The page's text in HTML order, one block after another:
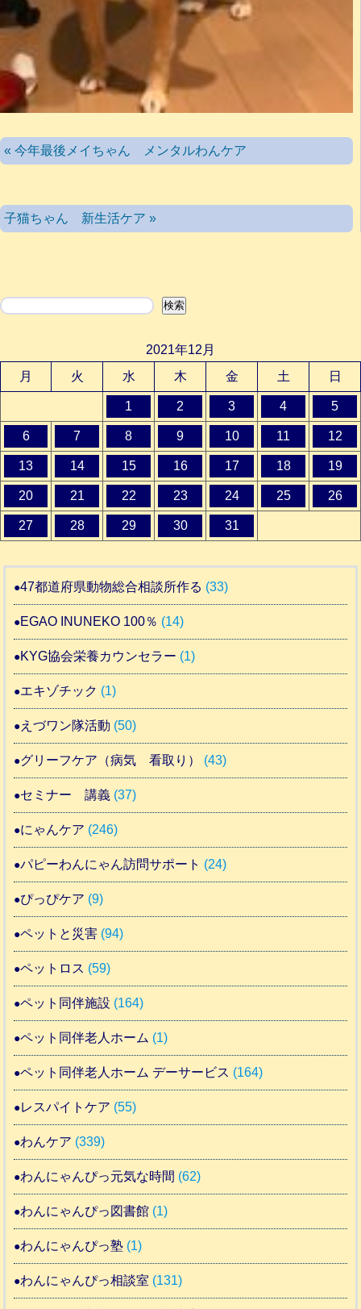
« 今年最後メイちゃん メンタルわんケア
子猫ちゃん 新生活ケア »
検索 検索
2021年12月
月
火 水 木 金 土 日
1 2 3 4 5
6 7 8 9 10 11 12
13 14 15 16 17 18 19
20 21 22 23 24 25 26
27 28 29 30 31
47都道府県動物総合相談所作る (33)
EGAO INUNEKO 100％ (14)
KYG協会栄養カウンセラー (1)
エキゾチック (1)
えづワン隊活動 (50)
グリーフケア（病気 看取り） (43)
セミナー 講義 (37)
にゃんケア (246)
パピーわんにゃん訪問サポート (24)
ぴっぴケア (9)
ペットと災害 (94)
ペットロス (59)
ペット同伴施設 (164)
ペット同伴老人ホーム (1)
ペット同伴老人ホーム デーサービス (164)
レスパイトケア (55)
わんケア (339)
わんにゃんぴっ元気な時間 (62)
わんにゃんぴっ図書館 (1)
わんにゃんぴっ塾 (1)
わんにゃんぴっ相談室 (131)